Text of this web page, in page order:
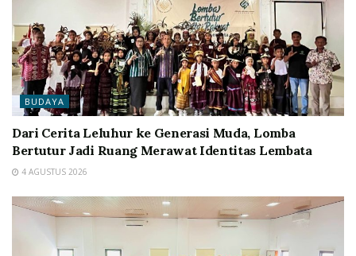
BUDAYA
Dari Cerita Leluhur ke Generasi Muda, Lomba
Bertutur Jadi Ruang Merawat Identitas Lembata
4 AGUSTUS 2026